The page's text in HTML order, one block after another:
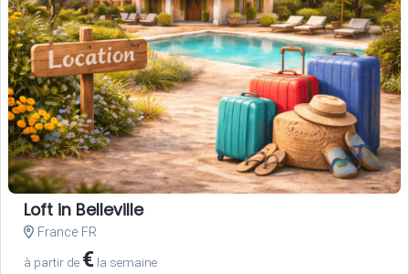
Loft in Belleville
France FR
à partir de € la semaine